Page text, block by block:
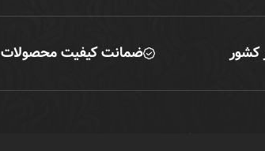
کشور ضمانت کیفیت محصولات